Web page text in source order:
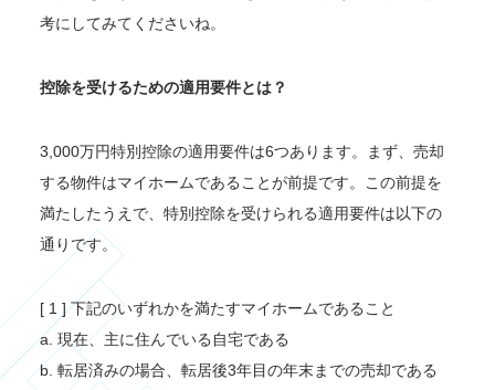
考にしてみてくださいね。
控除を受けるための適用要件とは？
3,000万円特別控除の適用要件は6つあります。まず、売却
する物件はマイホームであることが前提です。この前提を
満たしたうえで、特別控除を受けられる適用要件は以下の
通りです。
[ 1 ] 下記のいずれかを満たすマイホームであること
a. 現在、主に住んでいる自宅である
b. 転居済みの場合、転居後3年目の年末までの売却である